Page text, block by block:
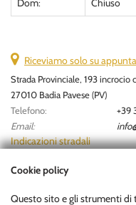
Dom: Chiuso
Riceviamo solo su
Strada Provinciale, 193 incrocio
27010 Badia Pavese (PV)
Telefono:
+39
Email:
Indicazioni stradali
Cookie policy
Questo sito e gli strumenti